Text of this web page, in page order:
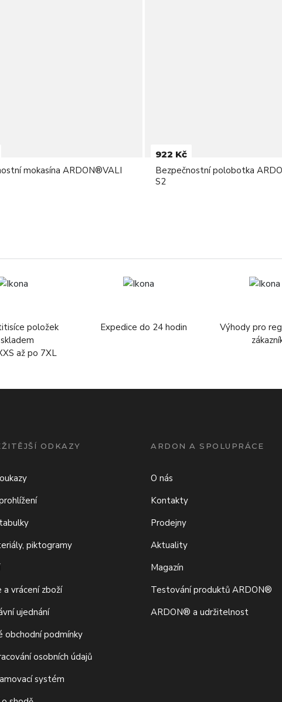
mokasína ARDON®VALI
922 Kč
Bezpečnostní polobotka
S2
položek
skladem
až po 7XL
Expedice do 24 hodin
Výhody pro
ODKAZY
piktogramy
a vrácení zboží
ujednání
obchodní podmínky
osobních údajů
systém
ARDON A SPOLUPRÁCE
O nás
Kontakty
Prodejny
Aktuality
Magazín
Testování produktů ARDON®
ARDON® a udržitelnost